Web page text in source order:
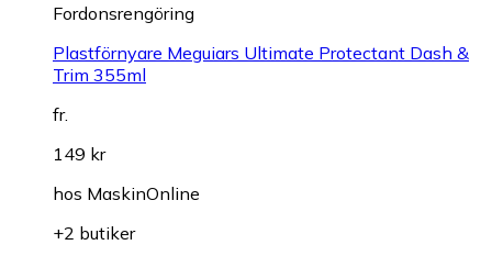
Fordonsrengöring
Plastförnyare Meguiars Ultimate Protectant Dash &
Trim 355ml
fr.
149 kr
hos MaskinOnline
+2 butiker